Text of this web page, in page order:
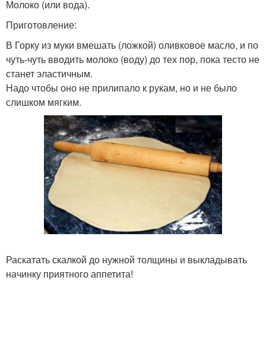
Молоко (или вода).
Приготовление:
В Горку из муки вмешать (ложкой) оливковое масло, и по
чуть-чуть вводить молоко (воду) до тех пор, пока тесто не
станет эластичным.
Надо чтобы оно не прилипало к рукам, но и не было
слишком мягким.
Раскатать скалкой до нужной толщины и выкладывать
начинку приятного аппетита!